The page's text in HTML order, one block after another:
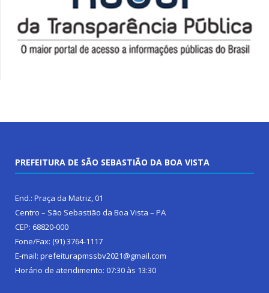
PREFEITURA DE SÃO SEBASTIÃO DA BOA VISTA
End.: Praça da Matriz, 01
Centro – São Sebastião da Boa Vista – PA
CEP: 68820-000
Fone/Fax: (91) 3764-1117
E-mail: prefeiturapmssbv2021@gmail.com
Horário de atendimento: 07:30 às 13:30